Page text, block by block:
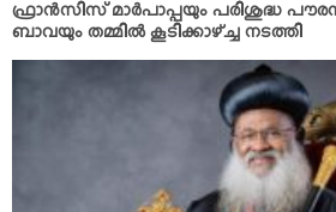
ഫ്രാന്‍സിസ് മാര്‍പാപ്പയും പരിശുദ്ധ
ബാവയും തമ്മില്‍ കൂടിക്കാഴ്ച്ച നടത്തി